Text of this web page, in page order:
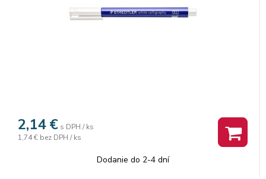
2,14 € s DPH / ks
1,74 € bez DPH / ks
Dodanie do 2-4 dní